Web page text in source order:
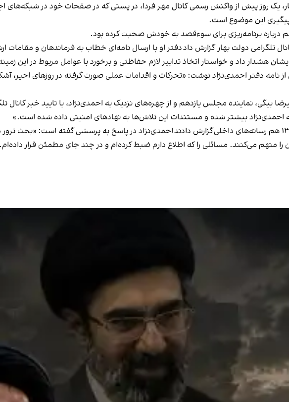
یک روز پیش از واکنش رسمی کانال مهر فردا، در پستیکه در صفحات خود در شبکه‌های
این موضوع است.
درباره برنامه‌ریزی برای سوءقصد به خودش صحبت کرده بود.
گزارش داددفتر او با ارسال نامه‌ای خطاب به فرماندهان و
هشدار داد و خواستار اتخاذ تدابیر لازم حفاظتی و برخورد با عوامل مربوط در این
از نامه دفتر احمدی‌نژاد نوشت: «تحرکات و اقدامات عملی صورت گرفته در روزهای اخیر،
بیشتر شده و مستندات این تلاش‌ها به نهادهای امنیتی داده شده است.»
گزارش دادنداحمدی‌نژاد در پاسخ به پرسشی گفته است: «بحث
را متهم می‌کنند. مسائلی را که اطلاع دارم ضبط کرده‌‌ام و در چند جای مطمئن قرار